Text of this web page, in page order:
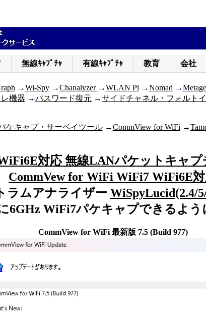
無線ｷｬﾌﾟﾁｬ 有線ｷｬﾌﾟﾁｬ 教育 会社
→Wi-Spy→Chanalyzer →WLAN Pi →Nomad →
機器 →パスワード復元 →サイドチャネル・フォルト
ケキャプ・サーベイツール→CommView for WiFi →
対応 無線LANパケットキャプ
CommVew for WiFi WiFi7 WiFi6E
ラムアナライザー WiSpyLucid(2.4/
6GHz WiFi7パケキャプできるよう
CommView for WiFi 最新版 7.5 (Build 977)